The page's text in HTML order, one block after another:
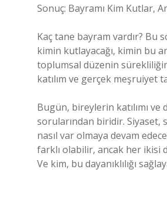
Sonuç: Bayramı Kim Kutlar,
Kaç tane bayram vardır? Bu
kimin kutlayacağı, kimin bu
toplumsal düzenin
katılım ve gerçek meşruiyet
Bugün, bireylerin katılımı
sorularından biridir. Siyaset,
nasıl var olmaya devam
farklı olabilir, ancak her ikisi
Ve kim, bu dayanıklılığı